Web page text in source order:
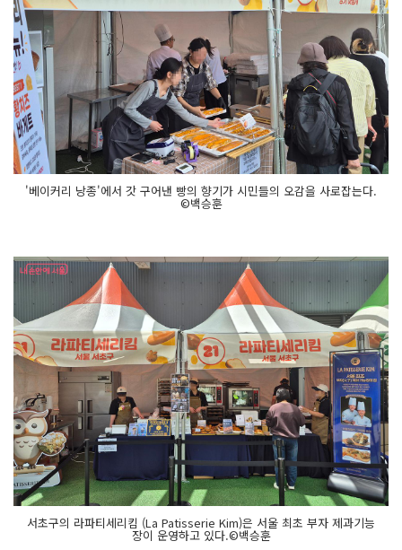
'베이커리 낭종'에서 갓 구어낸 빵의 향기가 시민들의 오감을 사로잡는다.
©백승훈
서초구의 라파티세리킴 (La Patisserie Kim)은 서울 최초 부자 제과기능
장이 운영하고 있다.©백승훈